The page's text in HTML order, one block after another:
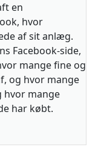
en
hvor
af sit anlæg.
Facebook-side,
mange fine og
og hvor mange
hvor mange
har købt.